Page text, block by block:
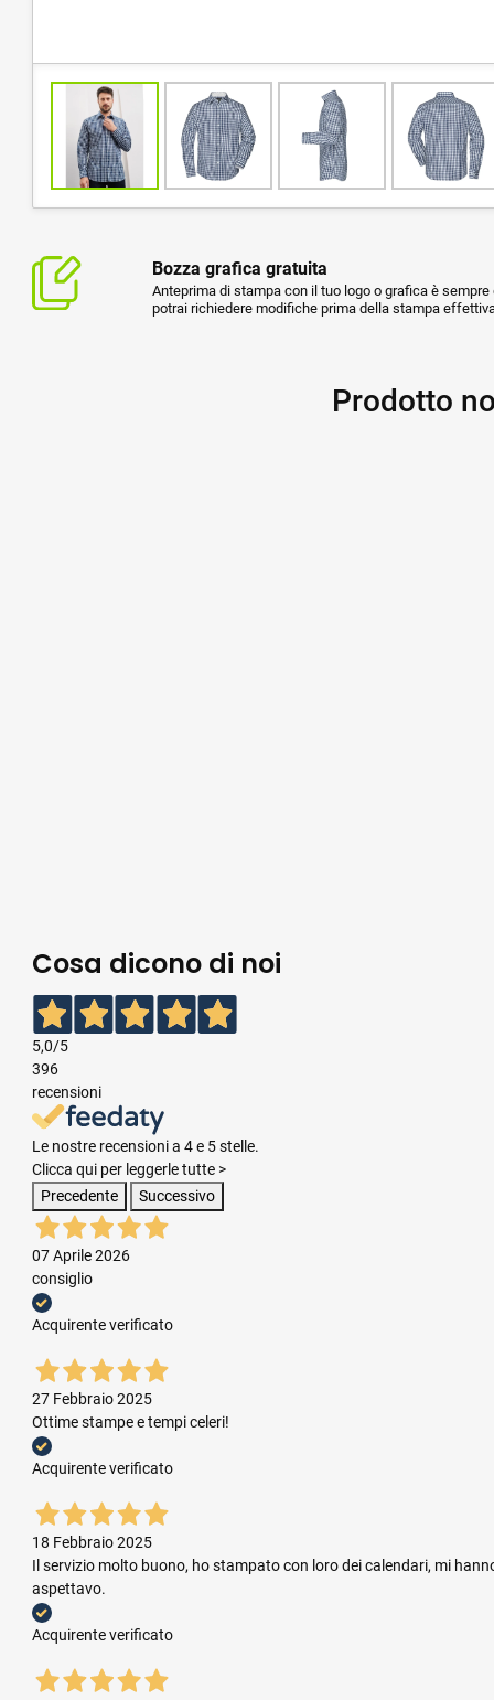
Bozza grafica gratuita
Anteprima di stampa con il tuo logo o grafica è
potrai richiedere modifiche prima della stampa
Prodotto
Cosa dicono di noi
5,0/5
396
recensioni
Le nostre recensioni a 4 e 5 stelle.
Clicca qui per leggerle tutte >
Precedente
Successivo
07 Aprile 2026
consiglio
Acquirente verificato
27 Febbraio 2025
Ottime stampe e tempi celeri!
Acquirente verificato
18 Febbraio 2025
Il servizio molto buono, ho stampato con loro dei calendari, mi
aspettavo.
Acquirente verificato